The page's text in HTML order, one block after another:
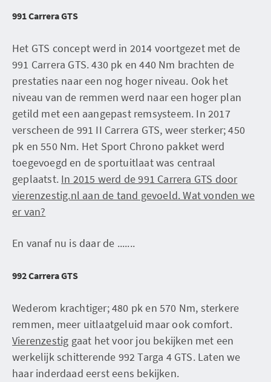
991 Carrera GTS
Het GTS concept werd in 2014 voortgezet met de
991 Carrera GTS. 430 pk en 440 Nm brachten de
prestaties naar een nog hoger niveau. Ook het
niveau van de remmen werd naar een hoger plan
getild met een aangepast remsysteem. In 2017
verscheen de 991 II Carrera GTS, weer sterker; 450
pk en 550 Nm. Het Sport Chrono pakket werd
toegevoegd en de sportuitlaat was centraal
geplaatst. In 2015 werd de 991 Carrera GTS door
vierenzestig.nl aan de tand gevoeld. Wat vonden we
er van?
En vanaf nu is daar de .......
992 Carrera GTS
Wederom krachtiger; 480 pk en 570 Nm, sterkere
remmen, meer uitlaatgeluid maar ook comfort.
Vierenzestig gaat het voor jou bekijken met een
werkelijk schitterende 992 Targa 4 GTS. Laten we
haar inderdaad eerst eens bekijken.